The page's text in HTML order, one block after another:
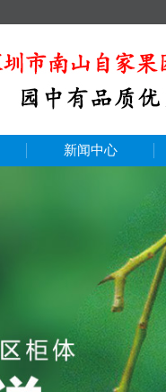
新闻中心